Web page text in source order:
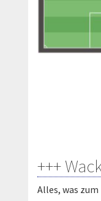
+++
Alles, was